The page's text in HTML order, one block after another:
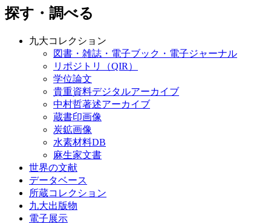
探す・調べる
九大コレクション
図書・雑誌・電子ブック・電子ジャーナル
リポジトリ（QIR）
学位論文
貴重資料デジタルアーカイブ
中村哲著述アーカイブ
蔵書印画像
炭鉱画像
水素材料DB
麻生家文書
世界の文献
データベース
所蔵コレクション
九大出版物
電子展示